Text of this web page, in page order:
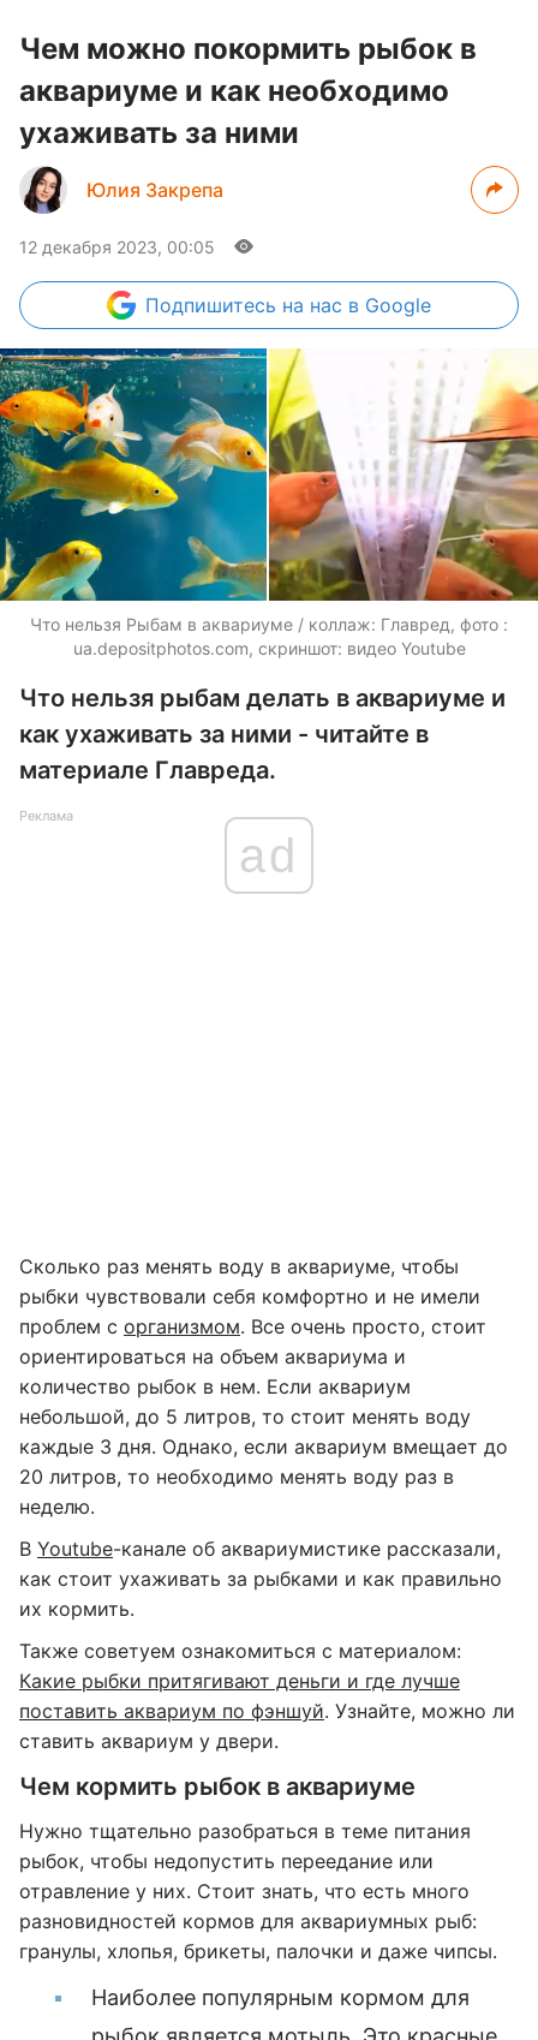
Чем можно покормить рыбок в
аквариуме и как необходимо
ухаживать за ними
Юлия Закрепа
12 декабря 2023, 00:05
Подпишитесь на нас в Google
Что нельзя Рыбам в аквариуме / коллаж: Главред, фото :
ua.depositphotos.com, скриншот: видео Youtube
Что нельзя рыбам делать в аквариуме и
как ухаживать за ними - читайте в
материале Главреда.
Реклама
ad
Сколько раз менять воду в аквариуме, чтобы
рыбки чувствовали себя комфортно и не имели
проблем с организмом. Все очень просто, стоит
ориентироваться на объем аквариума и
количество рыбок в нем. Если аквариум
небольшой, до 5 литров, то стоит менять воду
каждые 3 дня. Однако, если аквариум вмещает до
20 литров, то необходимо менять воду раз в
неделю.
В Youtube-канале об аквариумистике рассказали,
как стоит ухаживать за рыбками и как правильно
их кормить.
Также советуем ознакомиться с материалом:
Какие рыбки притягивают деньги и где лучше
поставить аквариум по фэншуй. Узнайте, можно ли
ставить аквариум у двери.
Чем кормить рыбок в аквариуме
Нужно тщательно разобраться в теме питания
рыбок, чтобы недопустить переедание или
отравление у них. Стоит знать, что есть много
разновидностей кормов для аквариумных рыб:
гранулы, хлопья, брикеты, палочки и даже чипсы.
Наиболее популярным кормом для